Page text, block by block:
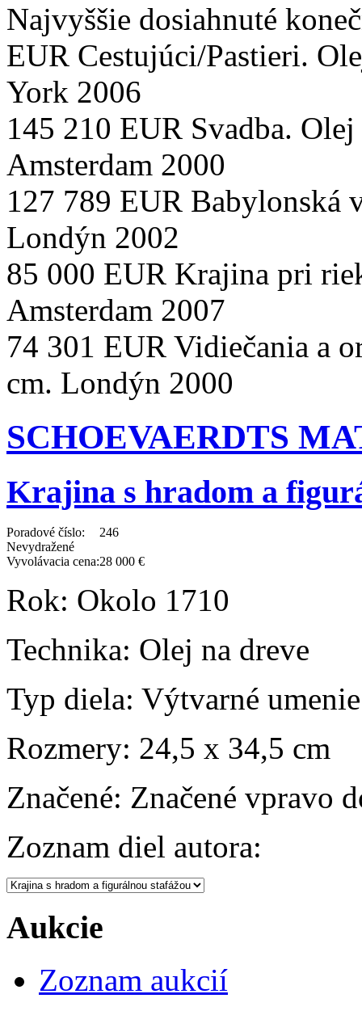
Najvyššie dosiahnuté
EUR Cestujúci/Pastieri.
York 2006
145 210 EUR Svadba.
Amsterdam 2000
127 789 EUR Babylonská
Londýn 2002
85 000 EUR Krajina pri
Amsterdam 2007
74 301 EUR Vidiečania a
cm. Londýn 2000
SCHOEVAERDTS
Krajina s hradom a
Poradové číslo:
246
Nevydražené
Vyvolávacia cena:28 000 €
Rok: Okolo 1710
Technika: Olej na dreve
Typ diela: Výtvarné umenie
Rozmery: 24,5 x 34,5 cm
Značené: Značené vpravo
Zoznam diel autora:
Aukcie
Zoznam aukcií